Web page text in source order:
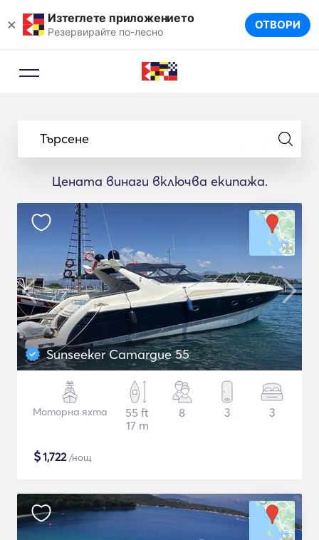
× Изтеглете приложението
Резервирайте по-лесно ОТВОРИ
Търсене
Цената винаги включва екипажа.
Sunseeker Camargue 55
Моторна яхта
55 ft
17 m
8 3 3
$1,722/нощ